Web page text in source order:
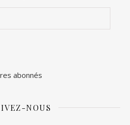
abonnés
NOUS